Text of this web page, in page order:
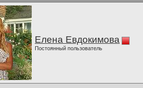
Елена Евдокимова
Постоянный пользователь